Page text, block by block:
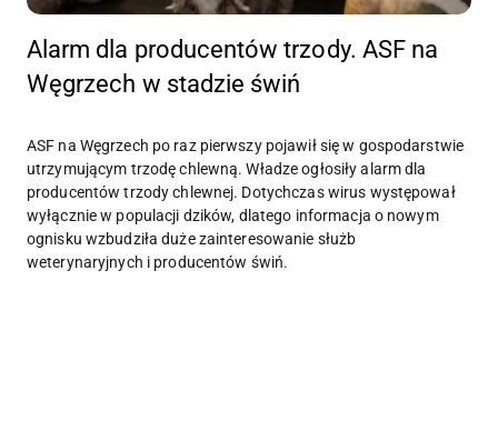
Alarm dla producentów trzody. ASF na
Węgrzech w stadzie świń
ASF na Węgrzech po raz pierwszy pojawił się w gospodarstwie
utrzymującym trzodę chlewną. Władze ogłosiły alarm dla
producentów trzody chlewnej. Dotychczas wirus występował
wyłącznie w populacji dzików, dlatego informacja o nowym
ognisku wzbudziła duże zainteresowanie służb
weterynaryjnych i producentów świń.